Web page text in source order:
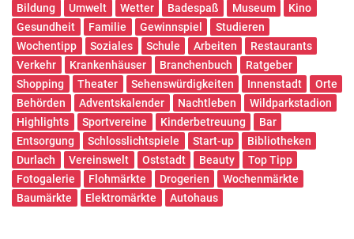
Bildung
Umwelt Wetter Badespaß Museum
Kino
Gesundheit
Familie Gewinnspiel
Studieren
Wochentipp
Soziales Schule Arbeiten
Restaurants
Verkehr
Krankenhäuser Branchenbuch
Ratgeber
Shopping
Theater Sehenswürdigkeiten Innenstadt
Orte
Behörden
Adventskalender Nachtleben
Wildparkstadion
Highlights
Sportvereine Kinderbetreuung
Bar
Entsorgung
Schlosslichtspiele Start-up
Bibliotheken
Durlach
Vereinswelt Oststadt Beauty
Top Tipp
Fotogalerie
Flohmärkte Drogerien
Wochenmärkte
Baumärkte
Elektromärkte Autohaus